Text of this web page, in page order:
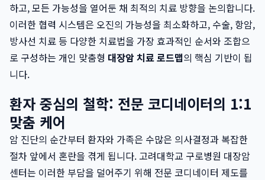
하고, 모든 가능성을 열어둔 채 최적의 치료 방향을 논의합니다.
이러한 협력 시스템은 오진의 가능성을 최소화하고, 수술, 항암,
방사선 치료 등 다양한 치료법을 가장 효과적인 순서와 조합으
로 구성하는 개인 맞춤형 대장암 치료 로드맵의 핵심 기반이 됩
니다.
환자 중심의 철학: 전문 코디네이터의 1:1
맞춤 케어
암 진단의 순간부터 환자와 가족은 수많은 의사결정과 복잡한
절차 앞에서 혼란을 겪게 됩니다. 고려대학교 구로병원 대장암
센터는 이러한 부담을 덜어주기 위해 전문 코디네이터 제도를